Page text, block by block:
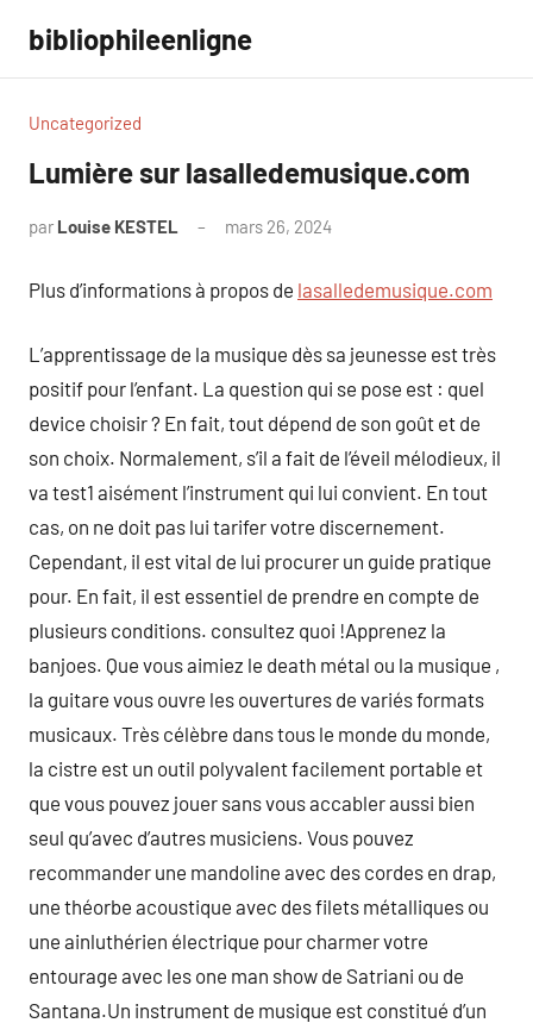
contenu
bibliophileenligne
Uncategorized
Lumière sur lasalledemusique.com
par Louise KESTEL mars 26, 2024
Plus d’informations à propos de lasalledemusique.com
L’apprentissage de la musique dès sa jeunesse est très
positif pour l’enfant. La question qui se pose est : quel
device choisir ? En fait, tout dépend de son goût et de
son choix. Normalement, s’il a fait de l’éveil mélodieux, il
va test1 aisément l’instrument qui lui convient. En tout
cas, on ne doit pas lui tarifer votre discernement.
Cependant, il est vital de lui procurer un guide pratique
pour. En fait, il est essentiel de prendre en compte de
plusieurs conditions. consultez quoi !Apprenez la
banjoes. Que vous aimiez le death métal ou la musique ,
la guitare vous ouvre les ouvertures de variés formats
musicaux. Très célèbre dans tous le monde du monde,
la cistre est un outil polyvalent facilement portable et
que vous pouvez jouer sans vous accabler aussi bien
seul qu’avec d’autres musiciens. Vous pouvez
recommander une mandoline avec des cordes en drap,
une théorbe acoustique avec des filets métalliques ou
une ainluthérien électrique pour charmer votre
entourage avec les one man show de Satriani ou de
Santana.Un instrument de musique est constitué d’un